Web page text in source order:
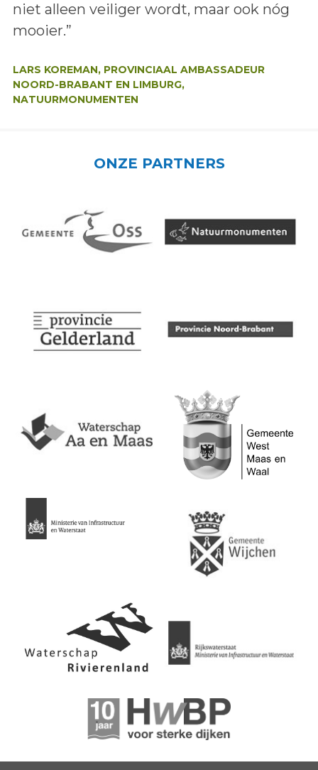
niet alleen veiliger wordt, maar ook nóg
mooier.”
LARS KOREMAN, PROVINCIAAL AMBASSADEUR
NOORD-BRABANT EN LIMBURG,
NATUURMONUMENTEN
ONZE PARTNERS